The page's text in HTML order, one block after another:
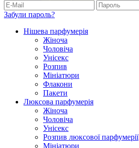
Забули пароль?
Нішева парфумерія
Жіноча
Чоловіча
Унісекс
Розпив
Мініатюри
Флакони
Пакети
Люксова парфумерія
Жіноча
Чоловіча
Унісекс
Розпив люксової парфумерії
Мініатюри